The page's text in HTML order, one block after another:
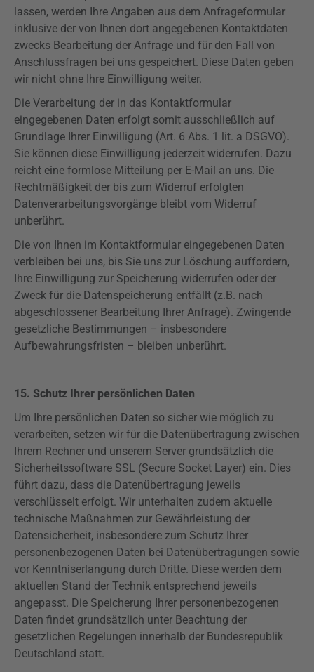
lassen, werden Ihre Angaben aus dem Anfrageformular
inklusive der von Ihnen dort angegebenen Kontaktdaten
zwecks Bearbeitung der Anfrage und für den Fall von
Anschlussfragen bei uns gespeichert. Diese Daten geben
wir nicht ohne Ihre Einwilligung weiter.
Die Verarbeitung der in das Kontaktformular
eingegebenen Daten erfolgt somit ausschließlich auf
Grundlage Ihrer Einwilligung (Art. 6 Abs. 1 lit. a DSGVO).
Sie können diese Einwilligung jederzeit widerrufen. Dazu
reicht eine formlose Mitteilung per E-Mail an uns. Die
Rechtmäßigkeit der bis zum Widerruf erfolgten
Datenverarbeitungsvorgänge bleibt vom Widerruf
unberührt.
Die von Ihnen im Kontaktformular eingegebenen Daten
verbleiben bei uns, bis Sie uns zur Löschung auffordern,
Ihre Einwilligung zur Speicherung widerrufen oder der
Zweck für die Datenspeicherung entfällt (z.B. nach
abgeschlossener Bearbeitung Ihrer Anfrage). Zwingende
gesetzliche Bestimmungen – insbesondere
Aufbewahrungsfristen – bleiben unberührt.
15. Schutz Ihrer persönlichen Daten
Um Ihre persönlichen Daten so sicher wie möglich zu
verarbeiten, setzen wir für die Datenübertragung zwischen
Ihrem Rechner und unserem Server grundsätzlich die
Sicherheitssoftware SSL (Secure Socket Layer) ein. Dies
führt dazu, dass die Datenübertragung jeweils
verschlüsselt erfolgt. Wir unterhalten zudem aktuelle
technische Maßnahmen zur Gewährleistung der
Datensicherheit, insbesondere zum Schutz Ihrer
personenbezogenen Daten bei Datenübertragungen sowie
vor Kenntniserlangung durch Dritte. Diese werden dem
aktuellen Stand der Technik entsprechend jeweils
angepasst. Die Speicherung Ihrer personenbezogenen
Daten findet grundsätzlich unter Beachtung der
gesetzlichen Regelungen innerhalb der Bundesrepublik
Deutschland statt.